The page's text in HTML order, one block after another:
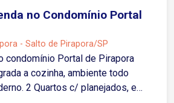
no Condomínio Portal
- Salto de Pirapora/SP
condomínio Portal de Pirapora
a cozinha, ambiente todo
2 Quartos c/ planejados, e